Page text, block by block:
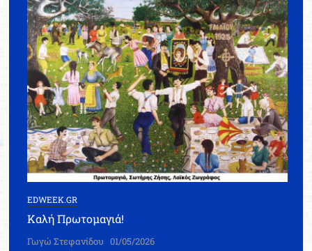
EDWEEK.GR
Καλή Πρωτομαγιά!
Γωγώ Στεφανίδου 01/05/2026